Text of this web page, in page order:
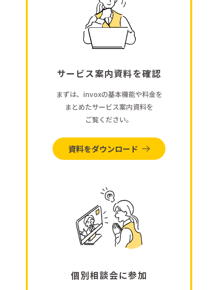
サービス案内資料を確認
まずは、invoxの基本機能や料金を
まとめたサービス案内資料を
ご覧ください。
資料をダウンロード
個別相談会に参加